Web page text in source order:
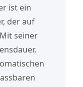
ist ein
der auf
seiner